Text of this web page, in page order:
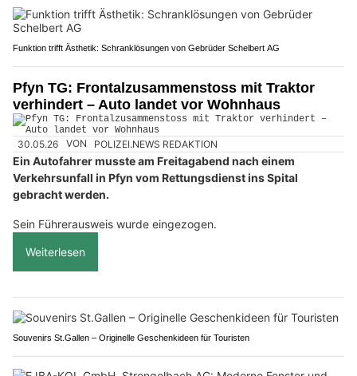
Funktion trifft Ästhetik: Schranklösungen von Gebrüder Schelbert AG
Pfyn TG: Frontalzusammenstoss mit Traktor
verhindert – Auto landet vor Wohnhaus
30.05.26 VON POLIZEI.NEWS REDAKTION
Ein Autofahrer musste am Freitagabend nach einem
Verkehrsunfall in Pfyn vom Rettungsdienst ins Spital
gebracht werden.
Sein Führerausweis wurde eingezogen.
Weiterlesen
Souvenirs St.Gallen – Originelle Geschenkideen für Touristen